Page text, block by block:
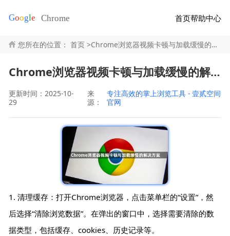
首页帮助中心
您所在的位置： 首页 >Chrome浏览器视频卡顿与加载缓慢的解决方案
Chrome浏览器视频卡顿与加载缓慢的解决方案
更新时间：2025-10-
29
来
源：
专注高效的掌上浏览工具 - 壹贰空间
官网
1. 清理缓存：打开Chrome浏览器，点击菜单栏的“设置”，然
后选择“清除浏览数据”。在弹出的窗口中，选择需要清除的数
据类型，包括缓存、cookies、历史记录等。